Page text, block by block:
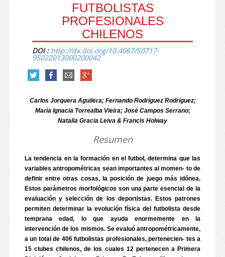
FUTBOLISTAS
PROFESIONALES
CHILENOS
DOI : http://dx.doi.org/10.4067/S0717-
95022013000200042
Carlos Jorquera Aguilera; Fernando Rodríguez Rodríguez;
María Ignacia Torrealba Vieira; José Campos Serrano;
Natalia Gracia Leiva & Francis Holway
Resumen
La tendencia en la formación en el futbol, determina que las
variables antropométricas sean importantes al momen- to de
definir entre otras cosas, la posición de juego más idónea.
Estos parámetros morfológicos son una parte esencial de la
evaluación y selección de los deportistas. Estos patrones
permiten determinar la evolución física del futbolista desde
temprana edad, lo que ayuda enormemente en la
intervención de los mismos. Se evaluó antropométricamente,
a un total de 406 futbolistas profesionales, pertenecien- tes a
15 clubes chilenos, de los cuales 12 pertenecen a Primera